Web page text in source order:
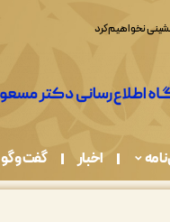
اخبار گفت و گو